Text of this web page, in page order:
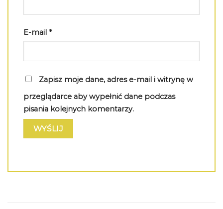
E-mail *
Zapisz moje dane, adres e-mail i witrynę w
przeglądarce aby wypełnić dane podczas
pisania kolejnych komentarzy.